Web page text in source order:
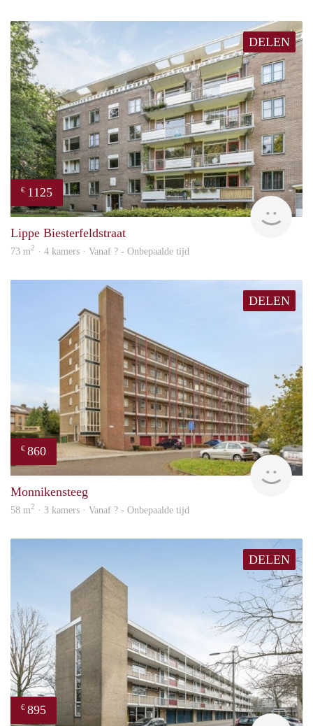
DELEN
€ 1125
rent
Lippe Biesterfeldstraat
73 m2 · 4 kamers · Vanaf ? - Onbepaalde tijd
DELEN
€ 860
Monnikensteeg
58 m2 · 3 kamers · Vanaf ? - Onbepaalde tijd
DELEN
€ 895